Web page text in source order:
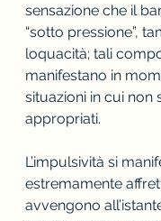
sensazione che il
“sotto pressione”,
loquacità; tali
manifestano in
situazioni in cui non
appropriati.
L’impulsività si
estremamente
avvengono